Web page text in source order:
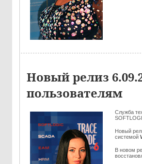
Новый релиз
пользователям
Служба
Новый
системой
В новом